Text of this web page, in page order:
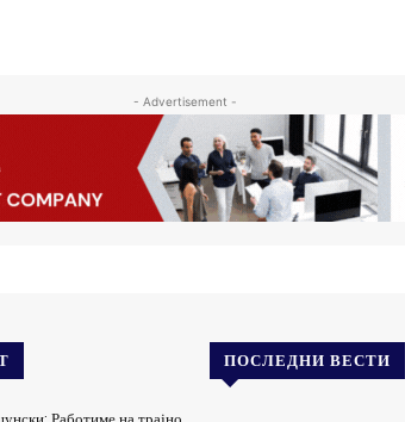
- Advertisement -
ПОСЛЕДНИ ВЕСТИ